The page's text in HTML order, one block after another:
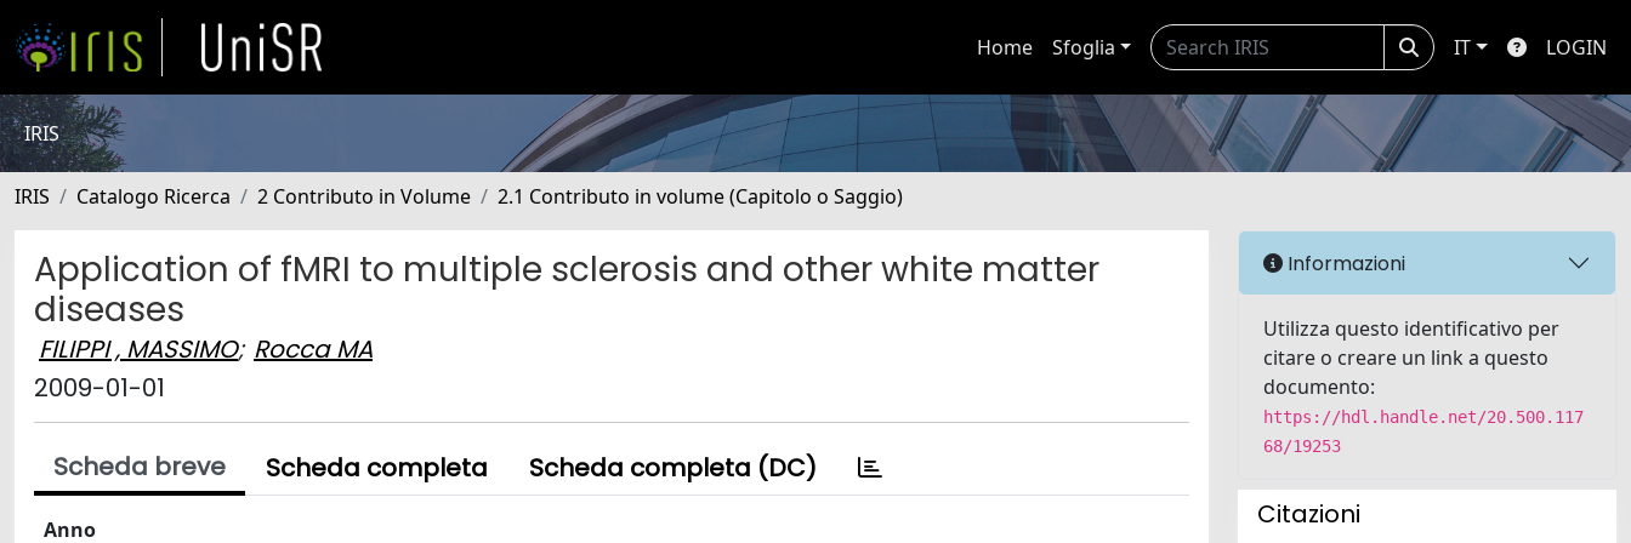
Home Sfoglia IT LOGIN
IRIS
IRIS Catalogo Ricerca 2 Contributo in Volume 2.1 Contributo in volume (Capitolo o Saggio)
Application of fMRI to multiple sclerosis and other white matter
diseases
FILIPPI , MASSIMO; Rocca MA
2009-01-01
Scheda breve Scheda completa Scheda completa (DC)
Anno
Informazioni
Utilizza questo identificativo per
citare o creare un link a questo
documento:
https://hdl.handle.net/20.500.117
68/19253
Citazioni